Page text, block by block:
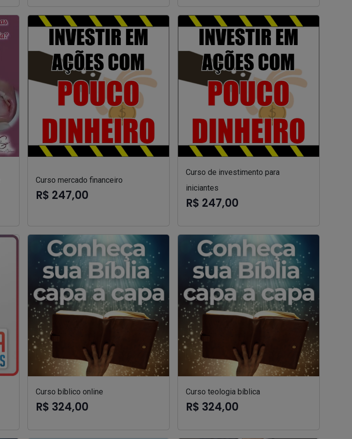
Curso mercado financeiro
R$ 247,00
Curso de investimento para
iniciantes
R$ 247,00
Curso bíblico online
R$ 324,00
Curso teologia bíblica
R$ 324,00